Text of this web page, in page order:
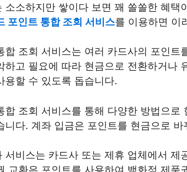
소소하지만 쌓이다 보면 꽤 쏠쏠한 혜
포인트 통합 조회 서비스를 이용하면 이
합 조회 서비스는 여러 카드사의 포인
고 필요에 따라 현금으로 전환하거나
용할 수 있도록 돕습니다.
합 조회 서비스를 통해 다양한 방법으로
니다. 계좌 입금은 포인트를 현금으로
서비스는 카드사 또는 제휴 업체에서